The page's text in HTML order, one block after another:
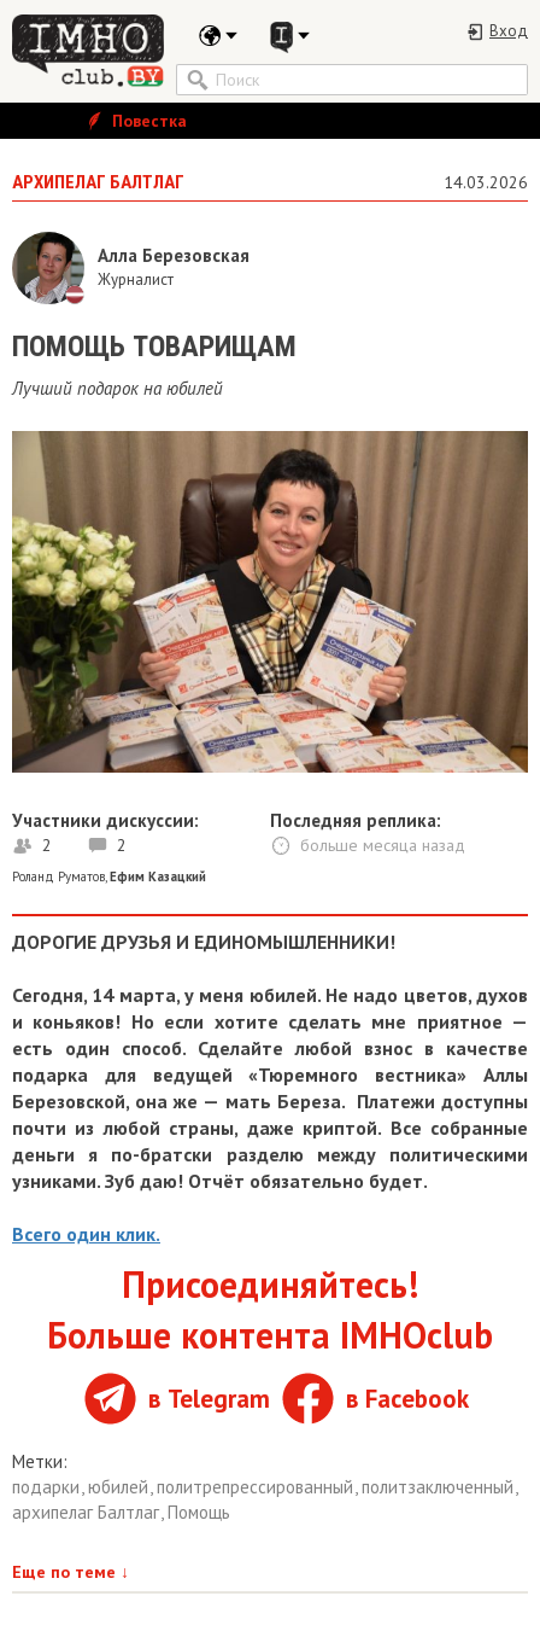
Вход
Повестка
АРХИПЕЛАГ БАЛТЛАГ 14.03.2026
Алла Березовская
Журналист
ПОМОЩЬ ТОВАРИЩАМ
Лучший подарок на юбилей
Участники дискуссии:
2 2
Последняя реплика:
больше месяца назад
Роланд Руматов,Ефим Казацкий
ДОРОГИЕ ДРУЗЬЯ И ЕДИНОМЫШЛЕННИКИ!
Сегодня, 14 марта, у меня юбилей. Не надо цветов, духов
и коньяков! Но если хотите сделать мне приятное —
есть один способ. Сделайте любой взнос в качестве
подарка для ведущей «Тюремного вестника» Аллы
Березовской, она же — мать Береза. Платежи доступны
почти из любой страны, даже криптой. Все собранные
деньги я по-братски разделю между политическими
узниками. Зуб даю! Отчёт обязательно будет.
Всего один клик.
Присоединяйтесь!
Больше контента IMHOclub
в Telegram в Facebook
Метки:
подарки,юбилей,политрепрессированный,политзаключенный,
архипелаг Балтлаг,Помощь
Еще по теме ↓